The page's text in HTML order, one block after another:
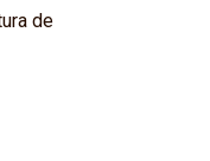
de